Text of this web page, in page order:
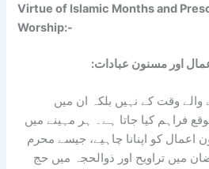
Virtue of Islamic Months and
Worship:-
اور مسنون عبادات
وقت کے نہیں بلکہ ان میں
فراہم کیا جاتا ہے۔ ہر مہینے میں
کو اپنانا چاہیے، جیسے محرم
میں تراویح اور ذوالحجہ میں حج